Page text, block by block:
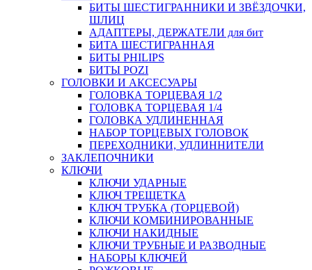
БИТЫ ШЕСТИГРАННИКИ И ЗВЁЗДОЧКИ,
ШЛИЦ
АДАПТЕРЫ, ДЕРЖАТЕЛИ для бит
БИТА ШЕСТИГРАННАЯ
БИТЫ PHILIPS
БИТЫ POZI
ГОЛОВКИ И АКСЕСУАРЫ
ГОЛОВКА ТОРЦЕВАЯ 1/2
ГОЛОВКА ТОРЦЕВАЯ 1/4
ГОЛОВКА УДЛИНЕННАЯ
НАБОР ТОРЦЕВЫХ ГОЛОВОК
ПЕРЕХОДНИКИ, УДЛИННИТЕЛИ
ЗАКЛЕПОЧНИКИ
КЛЮЧИ
КЛЮЧИ УДАРНЫЕ
КЛЮЧ ТРЕЩЕТКА
КЛЮЧ ТРУБКА (ТОРЦЕВОЙ)
КЛЮЧИ КОМБИНИРОВАННЫЕ
КЛЮЧИ НАКИДНЫЕ
КЛЮЧИ ТРУБНЫЕ И РАЗВОДНЫЕ
НАБОРЫ КЛЮЧЕЙ